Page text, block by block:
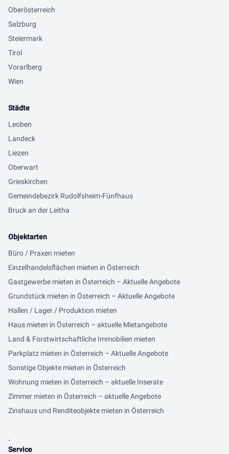
Oberösterreich
Salzburg
Steiermark
Tirol
Vorarlberg
Wien
Städte
Leoben
Landeck
Liezen
Oberwart
Grieskirchen
Gemeindebezirk Rudolfsheim-Fünfhaus
Bruck an der Leitha
Objektarten
Büro / Praxen mieten
Einzelhandelsflächen mieten in Österreich
Gastgewerbe mieten in Österreich – Aktuelle Angebote
Grundstück mieten in Österreich – Aktuelle Angebote
Hallen / Lager / Produktion mieten
Haus mieten in Österreich – aktuelle Mietangebote
Land & Forstwirtschaftliche Immobilien mieten
Parkplatz mieten in Österreich – Aktuelle Angebote
Sonstige Objekte mieten in Österreich
Wohnung mieten in Österreich – aktuelle Inserate
Zimmer mieten in Österreich – aktuelle Angebote
Zinshaus und Renditeobjekte mieten in Österreich
.
Service